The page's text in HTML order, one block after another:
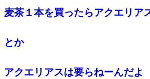
麦茶１本を買ったらアクエリア
とか
アクエリアスは要らねーんだよ